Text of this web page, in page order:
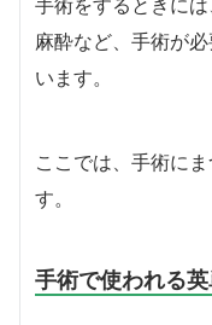
麻酔など、手術が
います。
ここでは、手術に
す。
手術で使われる